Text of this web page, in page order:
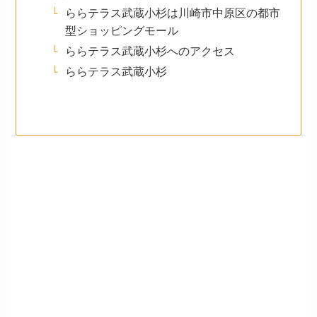
ららテラス武蔵小杉は川崎市中原区の都市
型ショッピングモール
ららテラス武蔵小杉へのアクセス
ららテラス武蔵小杉